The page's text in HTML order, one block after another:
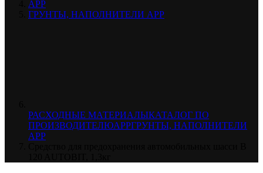
APP
ГРУНТЫ, НАПОЛНИТЕЛИ APP
РАСХОДНЫЕ МАТЕРИАЛЫКАТАЛОГ ПО
ПРОИЗВОДИТЕЛЮAPPГРУНТЫ, НАПОЛНИТЕЛИ
APP